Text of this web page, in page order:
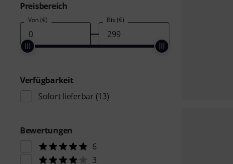
Preisbereich
Von (€) Bis (€)
Verfügbarkeit
Sofort lieferbar (13)
Bewertungen
6
3